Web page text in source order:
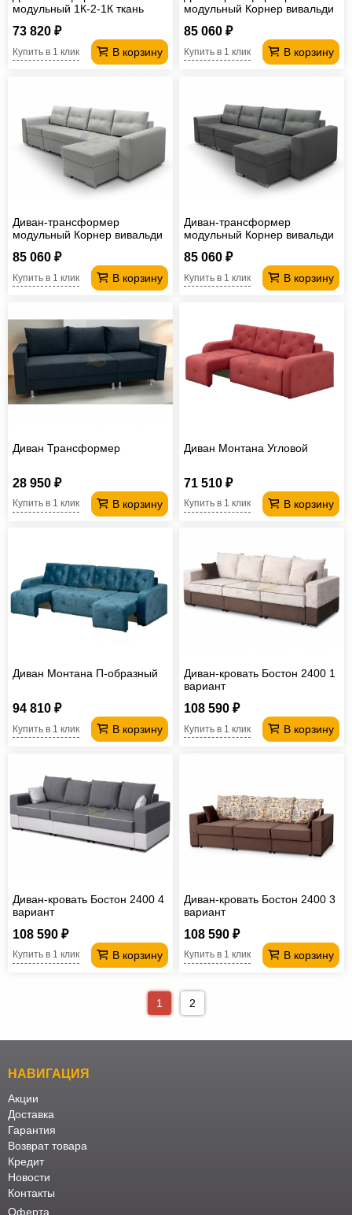
модульный 1К-2-1К ткань
73 820 ₽
В корзину
Купить в 1 клик
модульный Корнер вивальди
85 060 ₽
В корзину
Купить в 1 клик
Диван-трансформер
модульный Корнер вивальди
85 060 ₽
В корзину
Купить в 1 клик
Диван-трансформер
модульный Корнер вивальди
85 060 ₽
В корзину
Купить в 1 клик
Диван Трансформер
28 950 ₽
В корзину
Купить в 1 клик
Диван Монтана Угловой
71 510 ₽
В корзину
Купить в 1 клик
Диван Монтана П-образный
94 810 ₽
В корзину
Купить в 1 клик
Диван-кровать Бостон 2400 1
вариант
108 590 ₽
В корзину
Купить в 1 клик
Диван-кровать Бостон 2400 4
вариант
108 590 ₽
В корзину
Купить в 1 клик
Диван-кровать Бостон 2400 3
вариант
108 590 ₽
В корзину
Купить в 1 клик
1 2
НАВИГАЦИЯ
Акции
Доставка
Гарантия
Возврат товара
Кредит
Новости
Контакты
Оферта